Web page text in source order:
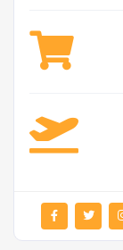
kullanmayınız.)
şekilde teslim